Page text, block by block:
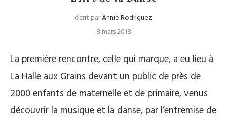
écrit parAnnie Rodriguez
8 mars 2018
La première rencontre, celle qui marque, a eu lieu à
La Halle aux Grains devant un public de près de
2000 enfants de maternelle et de primaire, venus
découvrir la musique et la danse, par l’entremise de